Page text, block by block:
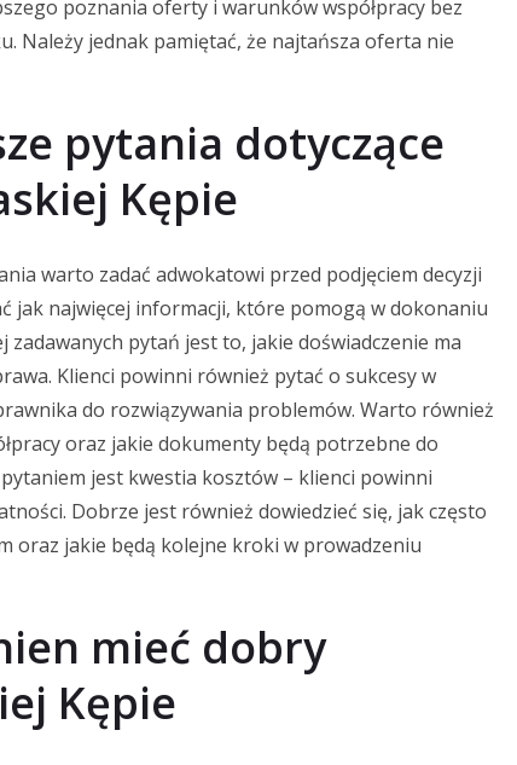
poznania oferty i warunków współpracy bez
Należy jednak pamiętać, że najtańsza oferta nie
pytania dotyczące
Kępie
warto zadać adwokatowi przed podjęciem decyzji
jak najwięcej informacji, które pomogą w dokonaniu
zadawanych pytań jest to, jakie doświadczenie ma
Klienci powinni również pytać o sukcesy w
do rozwiązywania problemów. Warto również
oraz jakie dokumenty będą potrzebne do
jest kwestia kosztów – klienci powinni
Dobrze jest również dowiedzieć się, jak często
oraz jakie będą kolejne kroki w prowadzeniu
mieć dobry
Kępie